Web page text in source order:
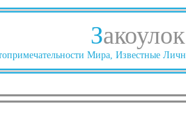
З
Мира, Известные